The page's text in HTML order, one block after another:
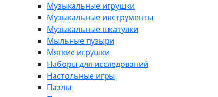
Музыкальные игрушки
Музыкальные инструменты
Музыкальные шкатулки
Мыльные пузыри
Мягкие игрушки
Наборы для исследований
Настольные игры
Пазлы